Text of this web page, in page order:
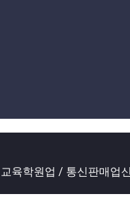
육학원업 / 통신판매업